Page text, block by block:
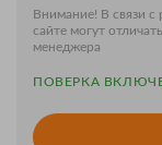
Внимание! В связи с
сайте могут
менеджера
ПОВЕРКA